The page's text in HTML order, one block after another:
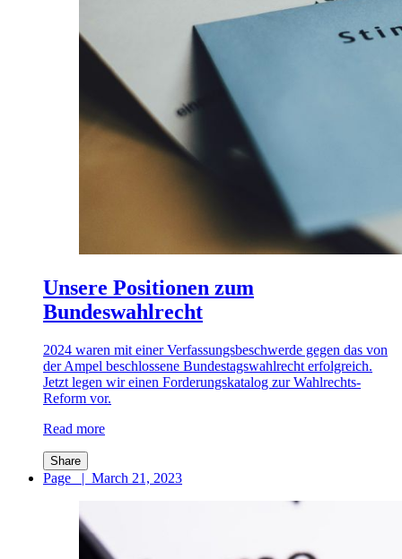
Unsere Positionen zum
Bundeswahlrecht
2024 waren mit einer Verfassungsbeschwerde gegen das von
der Ampel beschlossene Bundestagswahlrecht erfolgreich.
Jetzt legen wir einen Forderungskatalog zur Wahlrechts-
Reform vor.
Read more
Share
Page | March 21, 2023